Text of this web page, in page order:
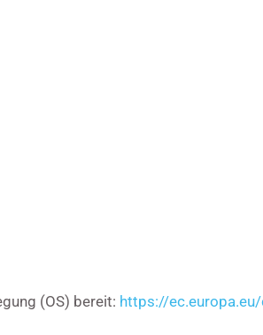
(OS) bereit: https://